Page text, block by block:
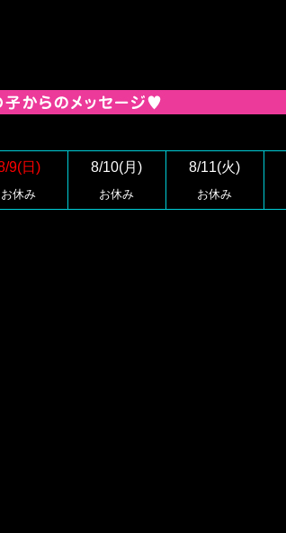
9(日) 8/10(月) 8/11(火)
お休み お休み お休み